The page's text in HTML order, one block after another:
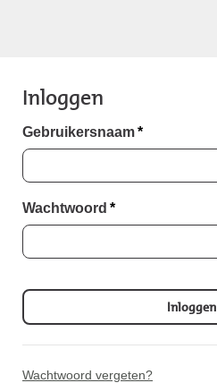
Inloggen
Gebruikersnaam*
Wachtwoord *
Inloggen
Wachtwoord vergeten?